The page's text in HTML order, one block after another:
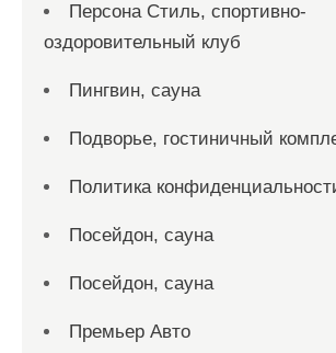
Персона Стиль, спортивно-
оздоровительный клуб
Пингвин, сауна
Подворье, гостиничный
Политика
Посейдон, сауна
Посейдон, сауна
Премьер Авто